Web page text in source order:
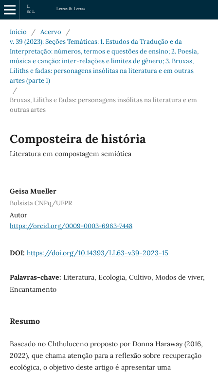
Início / Acervo
/
v. 39 (2023): Seções Temáticas: 1. Estudos da Tradução e da
Interpretação: números, termos e questões de ensino; 2. Poesia,
música e canção: inter-relações e limites de gênero; 3. Bruxas,
Liliths e fadas: personagens insólitas na literatura e em outras
artes (parte 1)
/
Bruxas, Liliths e Fadas: personagens insólitas na literatura e em
outras artes
Composteira de história
Literatura em compostagem semiótica
Geisa Mueller
Bolsista CNPq/UFPR
Autor
https://orcid.org/0009-0003-6963-7448
DOI: https://doi.org/10.14393/LL63-v39-2023-15
Palavras-chave: Literatura, Ecologia, Cultivo, Modos de viver,
Encantamento
Resumo
Baseado no Chthuluceno proposto por Donna Haraway (2016,
2022), que chama atenção para a reflexão sobre recuperação
ecológica, o objetivo deste artigo é apresentar uma